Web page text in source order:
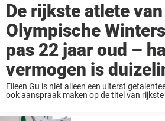
De rijkste atlete
Olympische
pas 22 jaar oud –
vermogen is
Eileen Gu is niet alleen een uiterst
ook aanspraak maken op de titel van